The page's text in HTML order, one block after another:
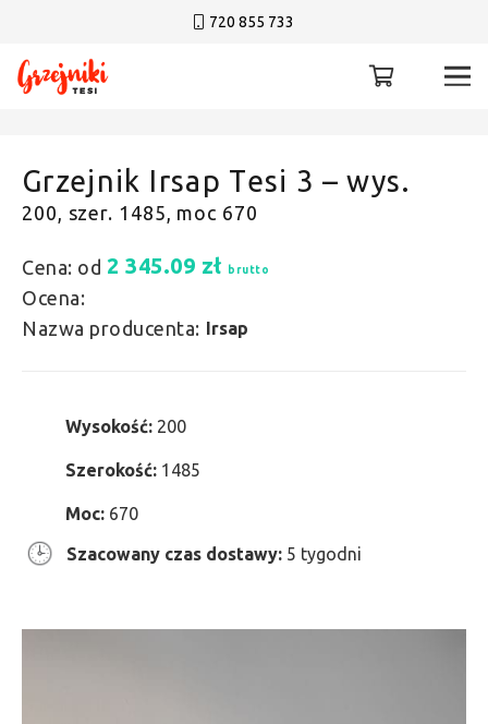
720 855 733
Grzejnik Irsap Tesi 3 – wys.
200, szer. 1485, moc 670
Cena: od 2 345.09 zł brutto
Ocena:
Nazwa producenta: Irsap
Wysokość: 200
Szerokość: 1485
Moc: 670
Szacowany czas dostawy: 5 tygodni